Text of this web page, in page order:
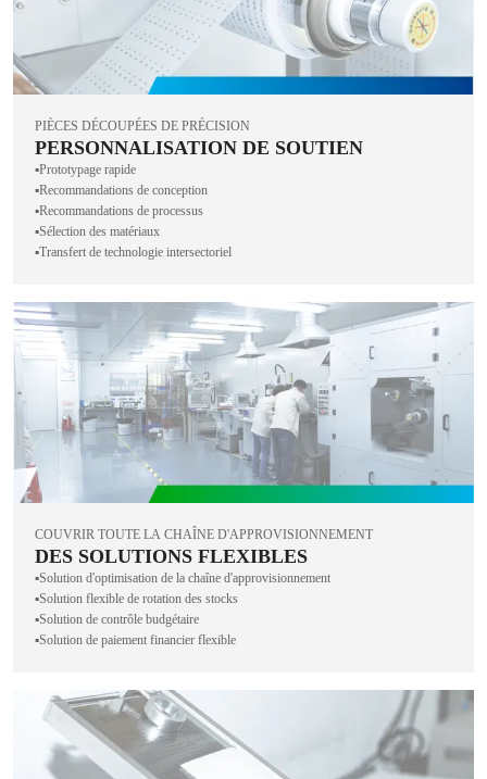
PIÈCES DÉCOUPÉES DE PRÉCISION
PERSONNALISATION DE SOUTIEN
▪️Prototypage rapide
▪️Recommandations de conception
▪️Recommandations de processus
▪️Sélection des matériaux
▪️Transfert de technologie intersectoriel
COUVRIR TOUTE LA CHAÎNE D'APPROVISIONNEMENT
DES SOLUTIONS FLEXIBLES
▪️Solution d'optimisation de la chaîne d'approvisionnement
▪️Solution flexible de rotation des stocks
▪️Solution de contrôle budgétaire
▪️Solution de paiement financier flexible